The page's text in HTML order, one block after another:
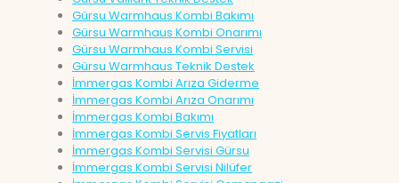
Gürsu Warmhaus Kombi Bakımı
Gürsu Warmhaus Kombi Onarımı
Gürsu Warmhaus Kombi Servisi
Gürsu Warmhaus Teknik Destek
İmmergas Kombi Arıza Giderme
İmmergas Kombi Arıza Onarımı
İmmergas Kombi Bakımı
İmmergas Kombi Servis Fiyatları
İmmergas Kombi Servisi Gürsu
İmmergas Kombi Servisi Nilüfer